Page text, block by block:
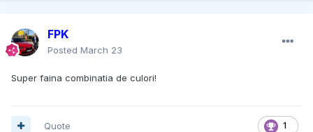
FPK
Posted March 23
Super faina combinatia de culori!
1
Quote